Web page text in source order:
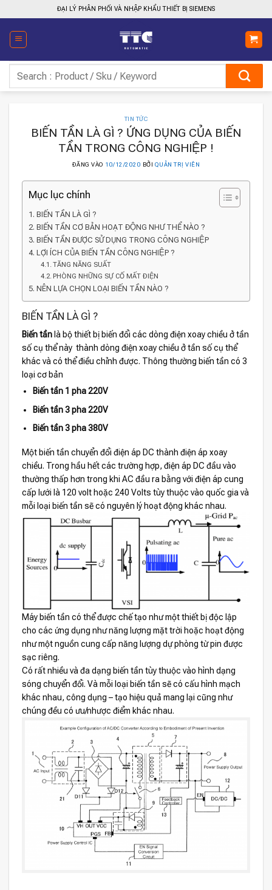
qua
nội
dung
ĐẠI LÝ PHÂN PHỐI VÀ NHẬP KHẨU THIẾT BỊ SIEMENS
kiếm:
TIN TỨC
BIẾN TẦN LÀ GÌ ? ỨNG DỤNG CỦA BIẾN
TẦN TRONG CÔNG NGHIỆP !
ĐĂNG VÀO 10/12/2020 BỞI QUẢN TRỊ VIÊN
Mục lục chính
BIẾN TẦN LÀ GÌ ?
BIẾN TẦN CƠ BẢN HOẠT ĐỘNG NHƯ THỂ NÀO ?
BIẾN TẦN ĐƯỢC SỬ DỤNG TRONG CÔNG NGHIỆP
LỢI ÍCH CỦA BIẾN TẦN CÔNG NGHIỆP ?
TĂNG NĂNG SUẤT
PHÒNG NHỮNG SỰ CỐ MẤT ĐIỆN
NÊN LỰA CHỌN LOẠI BIẾN TẦN NÀO ?
BIẾN TẦN LÀ GÌ ?
Biến tần là bộ thiết bị biến đổi các dòng điện xoay chiều ở tần
số cụ thể này thành dòng điện xoay chiều ở tần số cụ thể
khác và có thể điều chỉnh được. Thông thường biến tần có 3
loại cơ bản
Biến tần 1 pha 220V
Biến tần 3 pha 220V
Biến tần 3 pha 380V
Một biến tần chuyển đổi điện áp DC thành điện áp xoay
chiều. Trong hầu hết các trường hợp, điện áp DC đầu vào
thường thấp hơn trong khi AC đầu ra bằng với điện áp cung
cấp lưới là 120 volt hoặc 240 Volts tùy thuộc vào quốc gia và
mỗi loại biến tần sẽ có nguyên lý hoạt động khác nhau.
Máy biến tần có thể được chế tạo như một thiết bị độc lập
cho các ứng dụng như năng lượng mặt trời hoặc hoạt động
như một nguồn cung cấp năng lượng dự phòng từ pin được
sạc riêng.
Có rất nhiều và đa dạng biến tần tùy thuộc vào hình dạng
sóng chuyển đổi. Và mỗi loại biến tần sẽ có cấu hình mạch
khác nhau, công dụng – tạo hiệu quả mang lại cũng như
chúng đều có ưu/nhược điểm khác nhau.